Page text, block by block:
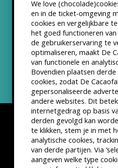
We love
en in de ticket-omgeving
cookies en vergelijkbare
het goed functioneren
de gebruikerservaring te
optimaliseren, maakt De
van functionele en
Bovendien plaatsen
cookies, zodat De
gepersonaliseerde
andere websites. Dit
internetgedrag op basis
derden gevolgd kan
te klikken, stem je in met
analytische cookies,
van derde partijen. Via
aangeven welke type
Partners &
ANBI status
Nieuwsbrief
Disclaimer
VSCD